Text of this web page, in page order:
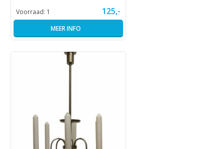
Voorraad: 1 125,-
MEER INFO